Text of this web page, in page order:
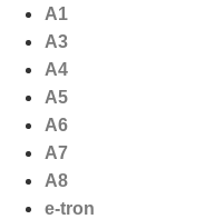
naar
inhoud
A1
A3
A4
A5
A6
A7
A8
e-tron